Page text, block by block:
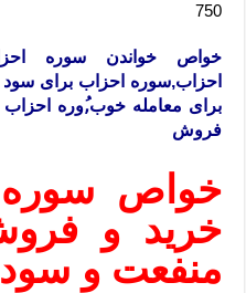
750
خواص خواندن سوره
احزاب,سوره احزاب برای
برای معامله خوب,ُوره
فروش
خواص سوره
خرید و
منفعت و سود